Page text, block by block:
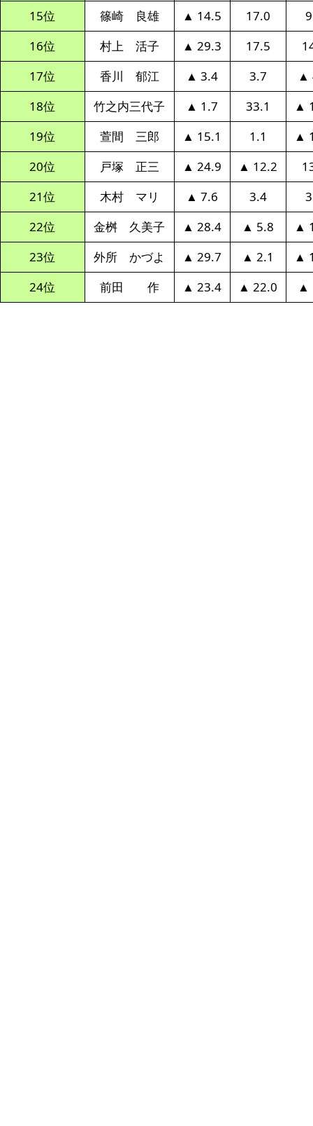
15位
篠崎 良雄 ▲ 14.5 17.0
16位
村上 活子 ▲ 29.3 17.5
17位
香川 郁江 ▲ 3.4 3.7
▲
18位
竹之内三代子 ▲ 1.7 33.1
▲
19位
萱間 三郎 ▲ 15.1 1.1
▲
20位
戸塚 正三 ▲ 24.9 ▲ 12.2
21位
木村 マリ ▲ 7.6 3.4
22位
金桝 久美子 ▲ 28.4 ▲ 5.8
▲
23位
外所 かづよ ▲ 29.7 ▲ 2.1
▲
24位
前田 作 ▲ 23.4 ▲ 22.0 ▲